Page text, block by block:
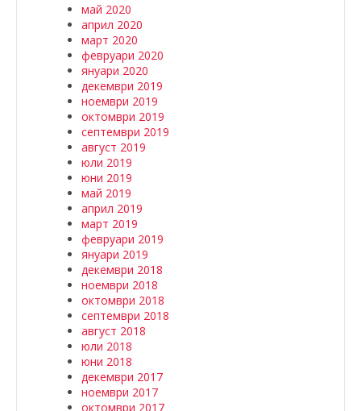
май 2020
април 2020
март 2020
февруари 2020
януари 2020
декември 2019
ноември 2019
октомври 2019
септември 2019
август 2019
юли 2019
юни 2019
май 2019
април 2019
март 2019
февруари 2019
януари 2019
декември 2018
ноември 2018
октомври 2018
септември 2018
август 2018
юли 2018
юни 2018
декември 2017
ноември 2017
октомври 2017